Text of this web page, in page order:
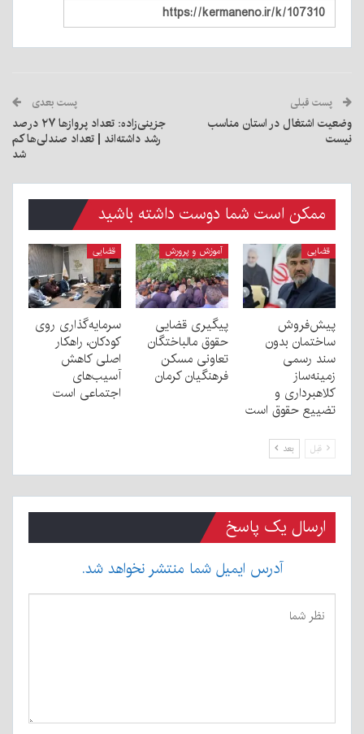
پست قبلی
وضعیت اشتغال در استان مناسب
نیست
پست بعدی
جزینی‌زاده: تعداد پروازها ۲۷ درصد
رشد داشته‌اند | تعداد صندلی‌ها کم
شد
ممکن است شما دوست داشته باشید
قضایی
پیش‌فروش
ساختمان بدون
سند رسمی
زمینه‌ساز
کلاهبرداری و
تضییع حقوق است
آموزش و پرورش
پیگیری قضایی
حقوق مالباختگان
تعاونی مسکن
فرهنگیان کرمان
قضایی
سرمایه‌گذاری روی
کودکان، راهکار
اصلی کاهش
آسیب‌های
اجتماعی است
قبل بعد
ارسال یک پاسخ
آدرس ایمیل شما منتشر نخواهد شد.